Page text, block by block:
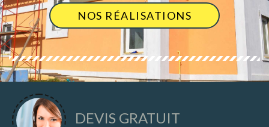
NOS RÉALISATIONS
DEVIS GRATUIT